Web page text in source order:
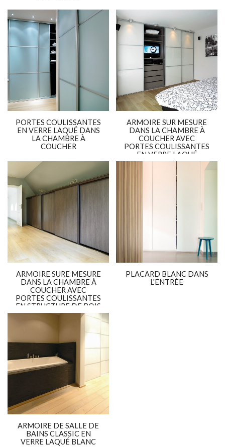
PORTES COULISSANTES
EN VERRE LAQUÉ DANS
LA CHAMBRE À
COUCHER
ARMOIRE SUR MESURE
DANS LA CHAMBRE À
COUCHER AVEC
PORTES COULISSANTES
EN VERRE LAQUÉ
BLANC
ARMOIRE SURE MESURE
DANS LA CHAMBRE À
COUCHER AVEC
PORTES COULISSANTES
EN STRUCTURE DE BOIS
PLACARD BLANC DANS
L'ENTRÉE
ARMOIRE DE SALLE DE
BAINS CLASSIC EN
VERRE LAQUÉ BLANC